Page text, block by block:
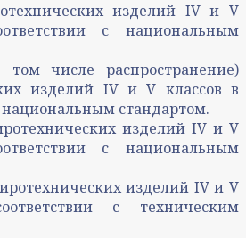
изделий IV и V
с национальным
том числе распространение)
изделий IV и V классов в
национальным стандартом.
изделий IV и V
с национальным
изделий IV и V
с техническим